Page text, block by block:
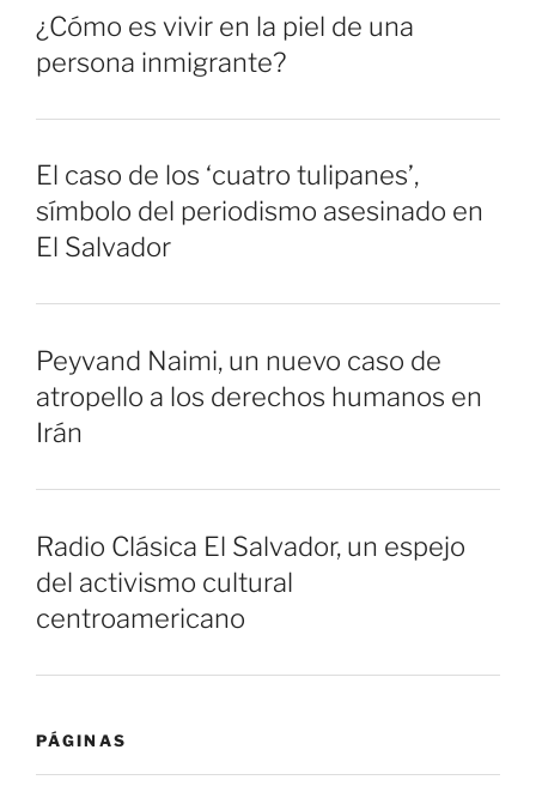
¿Cómo es vivir en la piel de una
persona inmigrante?
El caso de los ‘cuatro tulipanes’,
símbolo del periodismo asesinado en
El Salvador
Peyvand Naimi, un nuevo caso de
atropello a los derechos humanos en
Irán
Radio Clásica El Salvador, un espejo
del activismo cultural
centroamericano
PÁGINAS